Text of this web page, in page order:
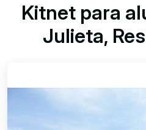
Kitnet para
Julieta,